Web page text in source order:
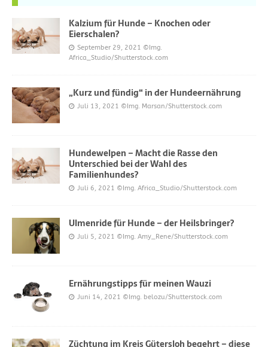
Kalzium für Hunde – Knochen oder
Eierschalen?
September 29, 2021 ©Img.
Africa_Studio/Shutterstock.com
„Kurz und fündig“ in der Hundeernährung
Juli 13, 2021 ©Img. Marsan/Shutterstock.com
Hundewelpen – Macht die Rasse den
Unterschied bei der Wahl des
Familienhundes?
Juli 6, 2021 ©Img. Africa_Studio/Shutterstock.com
Ulmenride für Hunde – der Heilsbringer?
Juli 5, 2021 ©Img. Amy_Rene/Shutterstock.com
Ernährungstipps für meinen Wauzi
Juni 14, 2021 ©Img. belozu/Shutterstock.com
Züchtung im Kreis Gütersloh begehrt – diese